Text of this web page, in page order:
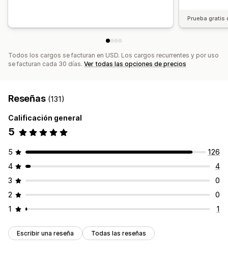
Prueba gratis
Todos los cargos se facturan en USD. Los cargos recurrentes y por uso
se facturan cada 30 días. Ver todas las opciones de precios
Reseñas (131)
Calificación general
5
5
126
4
4
3
0
2
0
1
1
Escribir una reseña Todas las reseñas